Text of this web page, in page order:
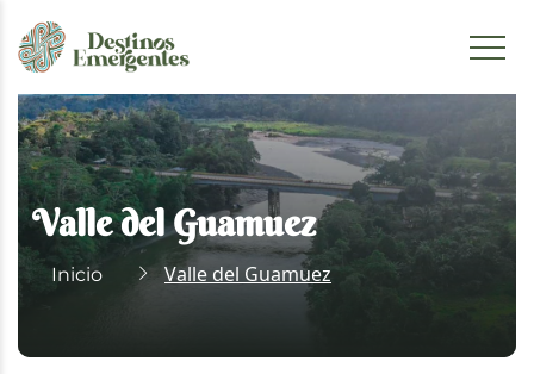
Valle del Guamuez
Inicio Valle del Guamuez